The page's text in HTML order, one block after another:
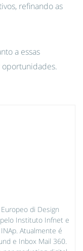
refinando as
a essas
oportunidades.
di Design
Instituto Infnet e
Atualmente é
e Inbox Mail 360.